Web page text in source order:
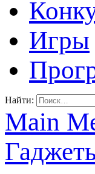
Игры
Найти:
Main